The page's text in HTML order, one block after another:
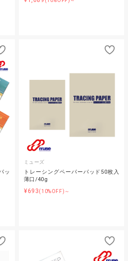
ッ
ミューズ
トレーシングペーパーパッド50枚入
薄口/40g
¥693(10%OFF)～